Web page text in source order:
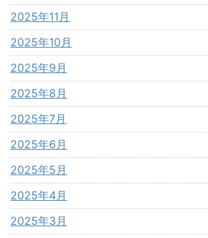
2025年11月
2025年10月
2025年9月
2025年8月
2025年7月
2025年6月
2025年5月
2025年4月
2025年3月